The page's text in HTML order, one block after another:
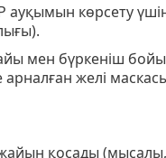
көрсету
мен бүркеніш
арналған желі
қосады (мысалы,